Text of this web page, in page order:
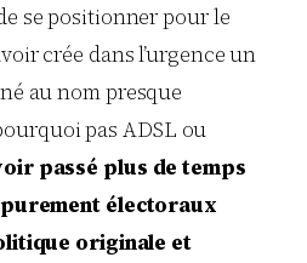
se positionner pour le
crée dans l’urgence un
au nom presque
pas ADSL ou
passé plus de temps
électoraux
originale et